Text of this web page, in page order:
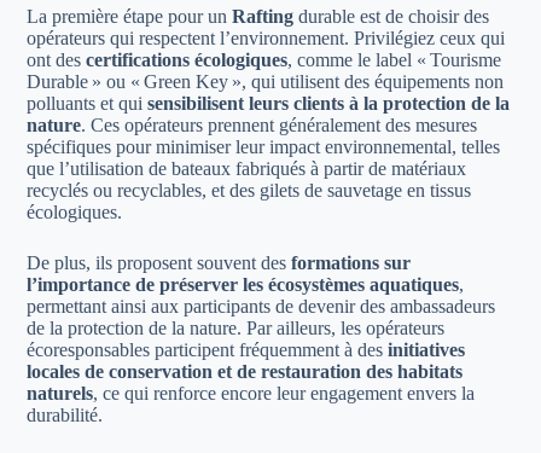
La première étape pour unRafting durable est de choisir des
opérateurs qui respectent l’environnement. Privilégiez ceux qui
ont descertifications écologiques, comme le label « Tourisme
Durable » ou « Green Key », qui utilisent des équipements non
polluants et quisensibilisent leurs clients à la protection de la
nature. Ces opérateurs prennent généralement des mesures
spécifiques pour minimiser leur impact environnemental, telles
que l’utilisation de bateaux fabriqués à partir de matériaux
recyclés ou recyclables, et des gilets de sauvetage en tissus
écologiques.
De plus, ils proposent souvent des formations sur
l’importance de préserver les écosystèmes aquatiques,
permettant ainsi aux participants de devenir des ambassadeurs
de la protection de la nature. Par ailleurs, les opérateurs
écoresponsables participent fréquemment à des initiatives
locales de conservation et de restauration des habitats
naturels, ce qui renforce encore leur engagement envers la
durabilité.